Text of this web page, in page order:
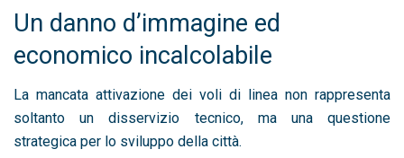
Un danno d’immagine ed
economico incalcolabile
La mancata attivazione dei voli di linea non rappresenta
soltanto un disservizio tecnico, ma una questione
strategica per lo sviluppo della città.